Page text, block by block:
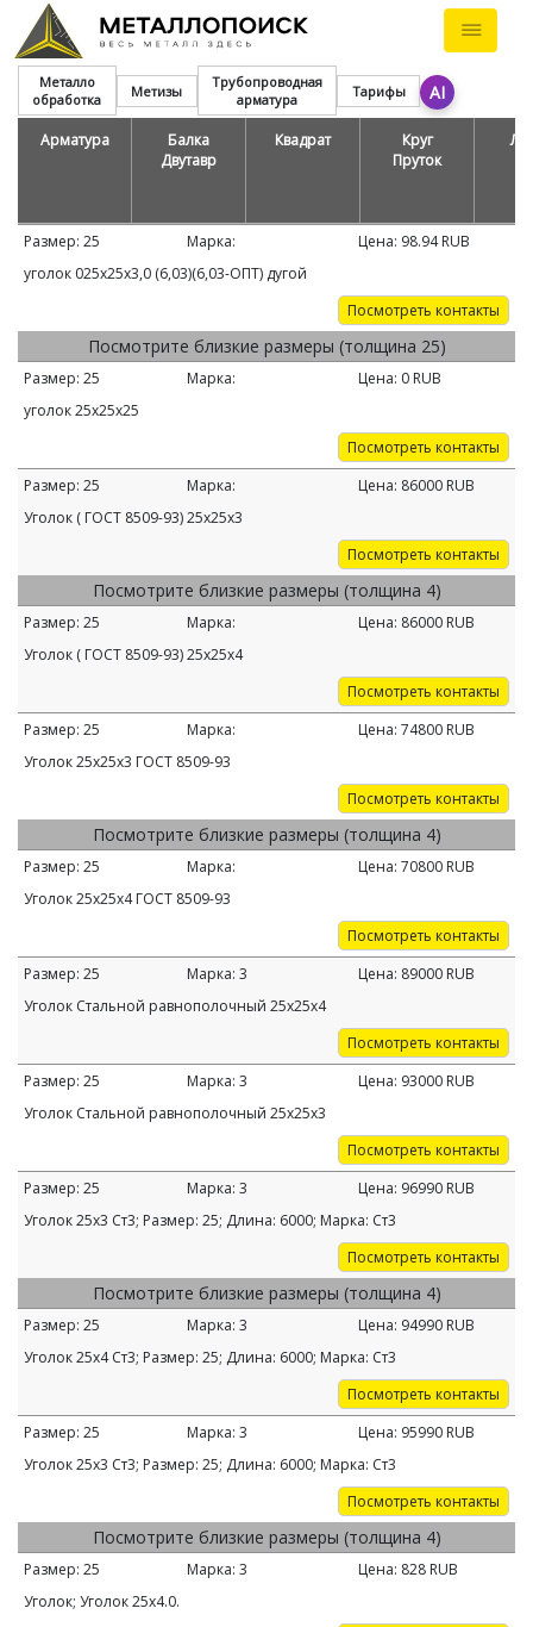
Металло
обработка
Метизы
Трубопроводная
арматура
Тарифы AI
Арматура
Балка
Двутавр
Квадрат
Круг
Пруток
Размер: 25 Марка: Цена: 98.94 RUB
уголок 025х25х3,0 (6,03)(6,03-ОПТ) дугой
Посмотреть контакты
Посмотрите близкие размеры (толщина 25)
Размер: 25 Марка: Цена: 0 RUB
уголок 25х25х25
Посмотреть контакты
Размер: 25 Марка: Цена: 86000 RUB
Уголок ( ГОСТ 8509-93) 25х25х3
Посмотреть контакты
Посмотрите близкие размеры (толщина 4)
Размер: 25 Марка: Цена: 86000 RUB
Уголок ( ГОСТ 8509-93) 25х25х4
Посмотреть контакты
Размер: 25 Марка: Цена: 74800 RUB
Уголок 25х25х3 ГОСТ 8509-93
Посмотреть контакты
Посмотрите близкие размеры (толщина 4)
Размер: 25 Марка: Цена: 70800 RUB
Уголок 25х25х4 ГОСТ 8509-93
Посмотреть контакты
Размер: 25 Марка: 3 Цена: 89000 RUB
Уголок Стальной равнополочный 25х25х4
Посмотреть контакты
Размер: 25 Марка: 3 Цена: 93000 RUB
Уголок Стальной равнополочный 25х25х3
Посмотреть контакты
Размер: 25 Марка: 3 Цена: 96990 RUB
Уголок 25х3 Ст3; Размер: 25; Длина: 6000; Марка: Ст3
Посмотреть контакты
Посмотрите близкие размеры (толщина 4)
Размер: 25 Марка: 3 Цена: 94990 RUB
Уголок 25х4 Ст3; Размер: 25; Длина: 6000; Марка: Ст3
Посмотреть контакты
Размер: 25 Марка: 3 Цена: 95990 RUB
Уголок 25х3 Ст3; Размер: 25; Длина: 6000; Марка: Ст3
Посмотреть контакты
Посмотрите близкие размеры (толщина 4)
Размер: 25 Марка: 3 Цена: 828 RUB
Уголок; Уголок 25х4.0.